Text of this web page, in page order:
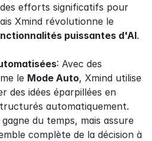
efforts significatifs pour
Xmind révolutionne le
puissantes d'AI.
: Avec des
le Mode Auto, Xmind utilise
des idées éparpillées en
automatiquement.
du temps, mais assure
complète de la décision à